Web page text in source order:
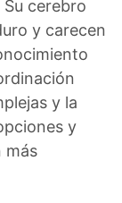
cerebro
y carecen
y la
y
más